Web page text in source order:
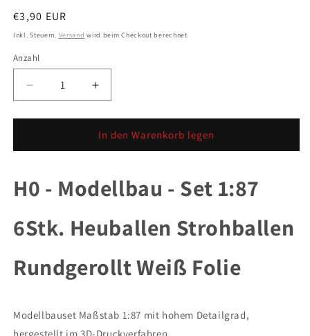
Normaler
Preis
€3,90 EUR
Inkl. Steuern. Versand wird beim Checkout berechnet
Anzahl
Anzahl
Verringere
die
Menge
H0
1:87
6Stk.
Strohballen
Rundgerollt
Folie
Erhöhe
die
Menge
für
H0
1:87
6Stk.
Strohballen
Rundgerollt
Folie
In den Warenkorb legen
H0 - Modellbau - Set 1:87
6Stk. Heuballen Strohballen
Rundgerollt Weiß Folie
Modellbauset Maßstab 1:87 mit hohem Detailgrad,